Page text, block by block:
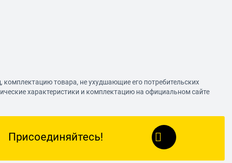
комплектацию товара, не ухудшающие его потребительских
характеристики и комплектацию на официальном сайте
Присоединяйтесь!